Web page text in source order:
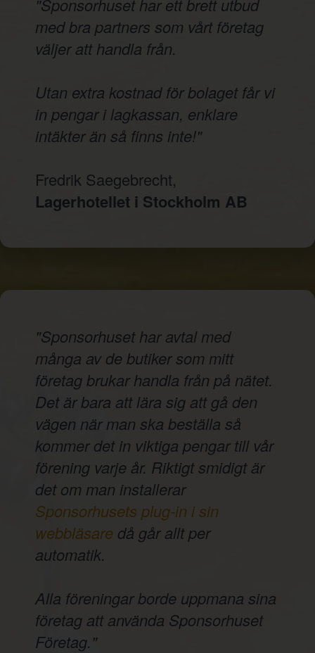
"Sponsorhuset har ett brett utbud
med bra partners som vårt företag
väljer att handla från.
Utan extra kostnad för bolaget får vi
in pengar i lagkassan, enklare
intäkter än så finns inte!"
Fredrik Saegebrecht,
Lagerhotellet i Stockholm AB
"Sponsorhuset har avtal med
många av de butiker som mitt
företag brukar handla från på nätet.
Det är bara att lära sig att gå den
vägen när man ska beställa så
kommer det in viktiga pengar till vår
förening varje år. Riktigt smidigt är
det om man installerar
Sponsorhusets plug-in i sin
webbläsare då går allt per
automatik.
Alla föreningar borde uppmana sina
företag att använda Sponsorhuset
Företag."